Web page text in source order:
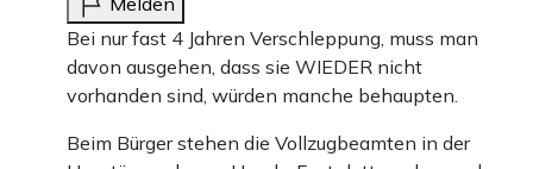
Bei nur fast 4 Jahren Verschleppung, muss man
davon ausgehen, dass sie WIEDER nicht
vorhanden sind, würden manche behaupten.
Beim Bürger stehen die Vollzugbeamten in der